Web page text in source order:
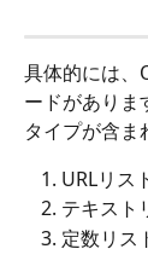
具体的には
ードがありま
タイプが含ま
URLリス
テキスト
定数リス